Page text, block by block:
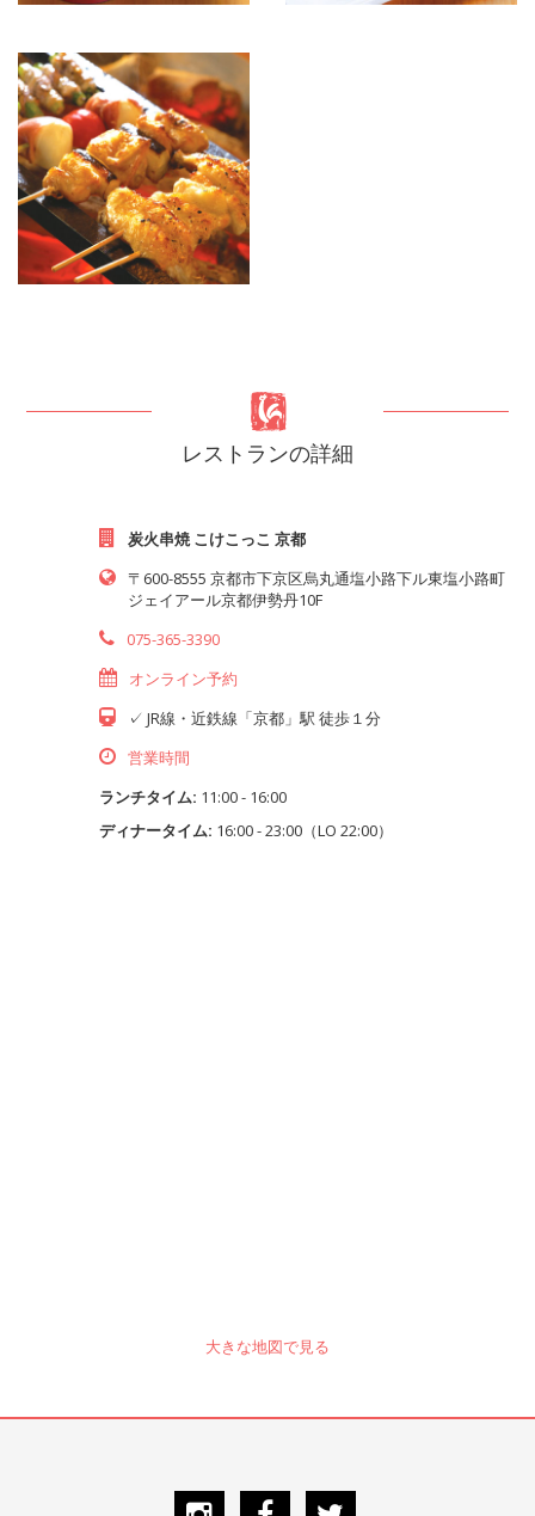
レストランの詳細
炭火串焼 こけこっこ 京都
〒600-8555 京都市下京区烏丸通塩小路下ル東塩小路町
ジェイアール京都伊勢丹10F
075-365-3390
オンライン予約
✓ JR線・近鉄線「京都」駅 徒歩１分
営業時間
ランチタイム: 11:00 - 16:00
ディナータイム: 16:00 - 23:00（LO 22:00）
大きな地図で見る